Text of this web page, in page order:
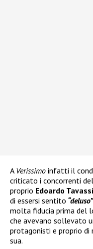
A Verissimo infatti il
criticato i concorrenti
proprio Edoardo Tavassi
di essersi sentito “deluso”
molta fiducia prima del
che avevano sollevato
protagonisti e proprio di
sua.